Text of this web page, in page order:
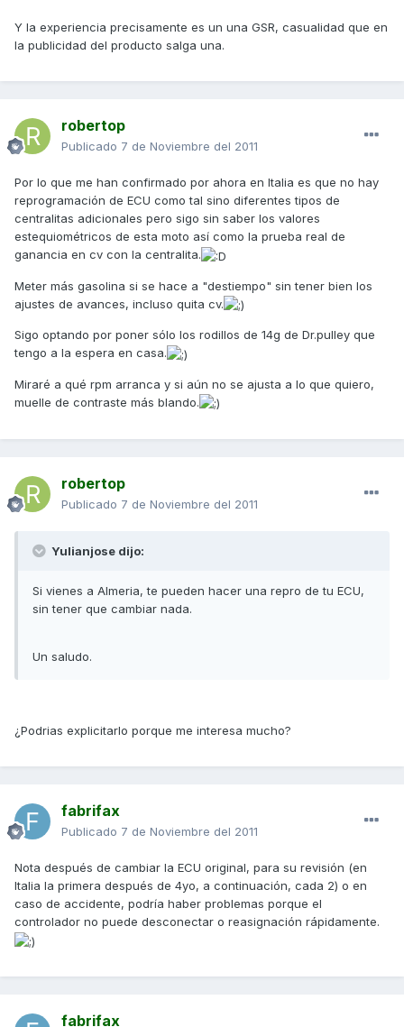
Y la experiencia precisamente es un una GSR, casualidad que en
la publicidad del producto salga una.
robertop
Publicado 7 de Noviembre del 2011
Por lo que me han confirmado por ahora en Italia es que no hay
reprogramación de ECU como tal sino diferentes tipos de
centralitas adicionales pero sigo sin saber los valores
estequiométricos de esta moto así como la prueba real de
ganancia en cv con la centralita.
Meter más gasolina si se hace a "destiempo" sin tener bien los
ajustes de avances, incluso quita cv.
Sigo optando por poner sólo los rodillos de 14g de Dr.pulley que
tengo a la espera en casa.
Miraré a qué rpm arranca y si aún no se ajusta a lo que quiero,
muelle de contraste más blando.
robertop
Publicado 7 de Noviembre del 2011
Yulianjose dijo:
Si vienes a Almeria, te pueden hacer una repro de tu ECU,
sin tener que cambiar nada.
Un saludo.
¿Podrias explicitarlo porque me interesa mucho?
fabrifax
Publicado 7 de Noviembre del 2011
Nota después de cambiar la ECU original, para su revisión (en
Italia la primera después de 4yo, a continuación, cada 2) o en
caso de accidente, podría haber problemas porque el
controlador no puede desconectar o reasignación rápidamente.
fabrifax